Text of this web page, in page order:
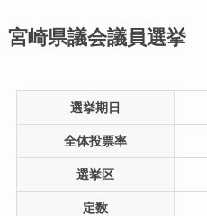
宮崎県議会議員選挙
選挙期日
全体投票率
選挙区
定数